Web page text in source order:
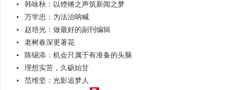
韩咏秋：以铿锵之声筑新闻之梦
万学忠：为法治呐喊
赵培光：做最好的副刊编辑
老树春深更著花
陈锡添：机会只属于有准备的头脑
理想实苦，久砺始甘
范维坚：光影追梦人